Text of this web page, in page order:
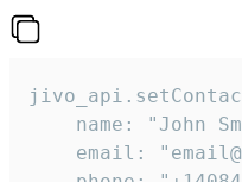
name: "John
email: